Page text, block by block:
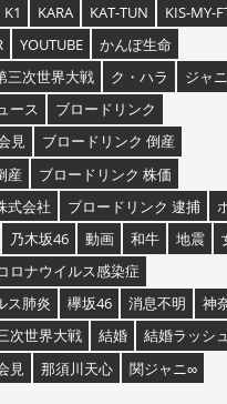
K1 KARA KAT-TUN
KIS-MY-
YOUTUBE
かんぽ生命
三次世界大戦
ク・ハラ
ジャ
ース
ブロードリンク
見
ブロードリンク 倒産
産
ブロードリンク 株価
式会社
ブロードリンク 逮捕
乃木坂46 動画 和牛 地震
ロナウイルス感染症
ス肺炎
欅坂46 消息不明
神
次世界大戦 結婚 結婚ラッシュ
見 那須川天心 関ジャニ∞